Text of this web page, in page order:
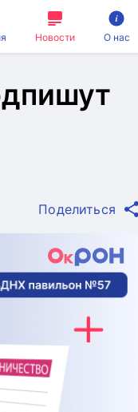
Новости О нас
Поделиться